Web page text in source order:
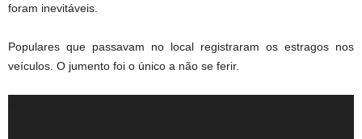
foram inevitáveis.
Populares que passavam no local registraram os estragos nos
veículos. O jumento foi o único a não se ferir.